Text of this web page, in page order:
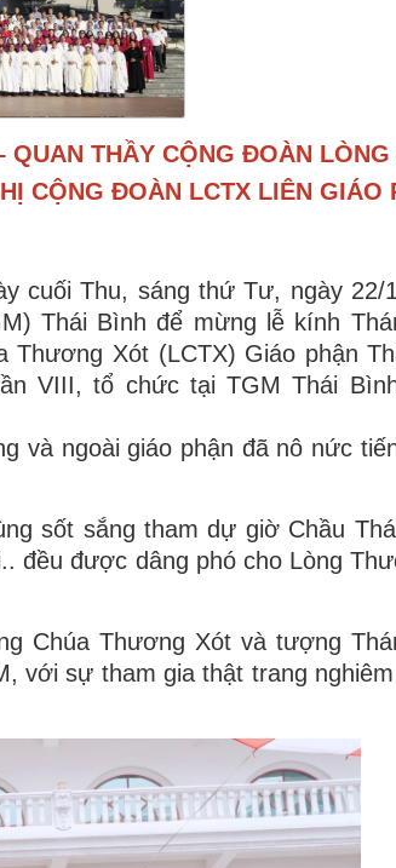
THẦY CỘNG ĐOÀN LÒNG
CỘNG ĐOÀN LCTX LIÊN GIÁO
cuối Thu, sáng thứ Tư, ngày 22/
Thái Bình để mừng lễ kính
Thương Xót (LCTX) Giáo phận
VIII, tổ chức tại TGM Thái
và ngoài giáo phận đã nô nức
sốt sắng tham dự giờ Chầu
đều được dâng phó cho Lòng
Chúa Thương Xót và tượng
với sự tham gia thật trang